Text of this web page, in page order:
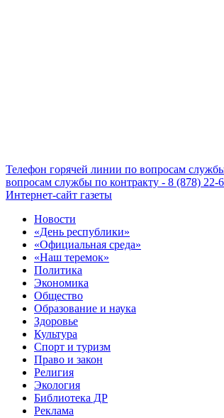
Телефон горячей линии по вопросам
вопросам службы по контракту - 8 (878) 22-
Интернет-сайт газеты
Новости
«День республики»
«Официальная среда»
«Наш теремок»
Политика
Экономика
Общество
Образование и наука
Здоровье
Культура
Спорт и туризм
Право и закон
Религия
Экология
Библиотека ДР
Реклама